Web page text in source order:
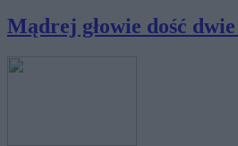
Mądrej głowie dość dwie